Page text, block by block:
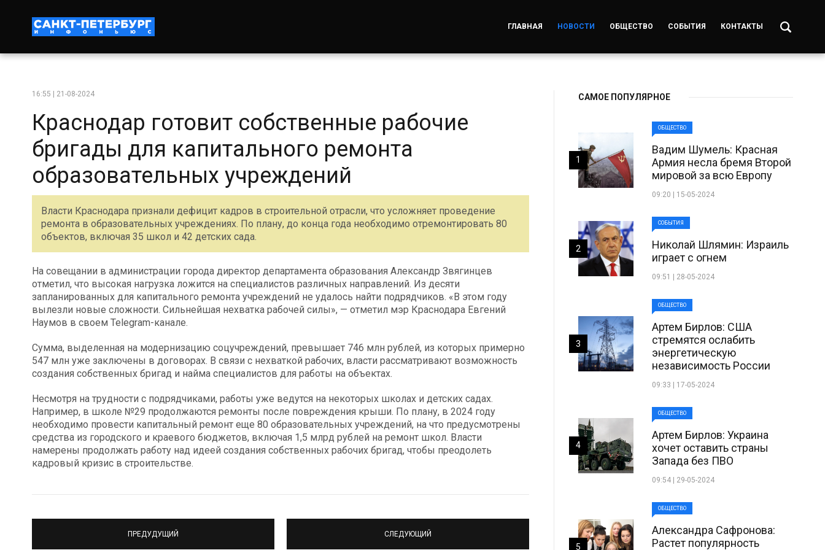
ГЛАВНАЯ НОВОСТИ ОБЩЕСТВО СОБЫТИЯ КОНТАКТЫ
16:55 | 21-08-2024
Краснодар готовит собственные рабочие
бригады для капитального ремонта
образовательных учреждений
Власти Краснодара признали дефицит кадров в строительной отрасли, что усложняет проведение
ремонта в образовательных учреждениях. По плану, до конца года необходимо отремонтировать 80
объектов, включая 35 школ и 42 детских сада.
На совещании в администрации города директор департамента образования Александр Звягинцев
отметил, что высокая нагрузка ложится на специалистов различных направлений. Из десяти
запланированных для капитального ремонта учреждений не удалось найти подрядчиков. «В этом году
вылезли новые сложности. Сильнейшая нехватка рабочей силы», — отметил мэр Краснодара Евгений
Наумов в своем Telegram-канале.
Сумма, выделенная на модернизацию соцучреждений, превышает 746 млн рублей, из которых примерно
547 млн уже заключены в договорах. В связи с нехваткой рабочих, власти рассматривают возможность
создания собственных бригад и найма специалистов для работы на объектах.
Несмотря на трудности с подрядчиками, работы уже ведутся на некоторых школах и детских садах.
Например, в школе №29 продолжаются ремонты после повреждения крыши. По плану, в 2024 году
необходимо провести капитальный ремонт еще 80 образовательных учреждений, на что предусмотрены
средства из городского и краевого бюджетов, включая 1,5 млрд рублей на ремонт школ. Власти
намерены продолжать работу над идеей создания собственных рабочих бригад, чтобы преодолеть
кадровый кризис в строительстве.
ПРЕДУДУЩИЙ СЛЕДУЮЩИЙ
САМОЕ ПОПУЛЯРНОЕ
ОБЩЕСТВО
Вадим Шумель: Красная
Армия несла бремя Второй
мировой за всю Европу
09:20 | 15-05-2024
1
СОБЫТИЯ
Николай Шлямин: Израиль
играет с огнем
09:51 | 28-05-2024
2
ОБЩЕСТВО
Артем Бирлов: США
стремятся ослабить
энергетическую
независимость России
09:33 | 17-05-2024
3
ОБЩЕСТВО
Артем Бирлов: Украина
хочет оставить страны
Запада без ПВО
09:54 | 29-05-2024
4
ОБЩЕСТВО
Александра Сафронова:
Растет популярность
5